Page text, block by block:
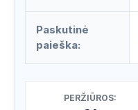
Paskutinė
paieška:
PERŽIŪROS: